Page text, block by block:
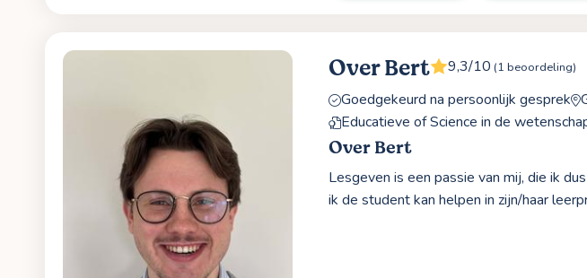
Over Bert 9,3/10 (1 beoordeling)
Goedgekeurd na persoonlijk gesprek
Educatieve of Science in de
Over Bert
Lesgeven is een passie van mij, die ik
ik de student kan helpen in zijn/haar